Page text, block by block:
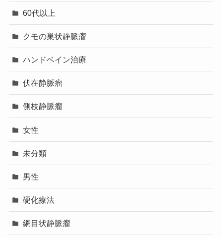
60代以上
クモの巣状静脈瘤
ハンドベイン治療
伏在静脈瘤
側枝静脈瘤
女性
未分類
男性
硬化療法
網目状静脈瘤